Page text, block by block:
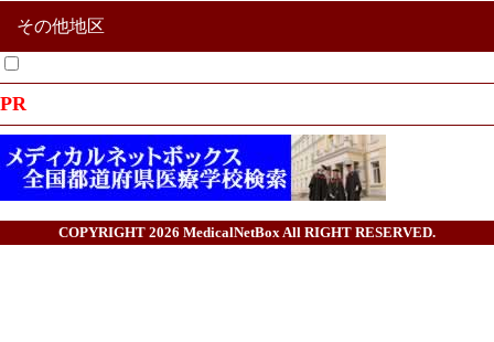
敦賀市
小浜市
三方郡美浜町
大飯郡高浜町
大飯郡おおい町
三方上中郡若狭町
その他地区
その他合併地区
PR
COPYRIGHT 2026 MedicalNetBoxAll RIGHT RESERVED.